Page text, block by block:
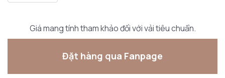
Giá mang tính tham khảo đối với vải tiêu chuẩn.
Đặt hàng qua Fanpage